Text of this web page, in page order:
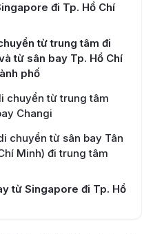
đi Tp. Hồ Chí
từ trung tâm đi
từ sân bay Tp. Hồ Chí
phố
chuyển từ trung tâm
Changi
chuyển từ sân bay Tân
Minh) đi trung tâm
từ Singapore đi Tp. Hồ